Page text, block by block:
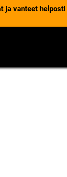
ja vanteet helposti